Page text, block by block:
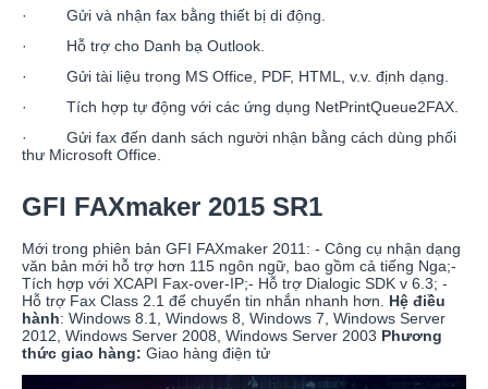
· Gửi và nhận fax bằng thiết bị di động.
· Hỗ trợ cho Danh bạ Outlook.
· Gửi tài liệu trong MS Office, PDF, HTML, v.v. định dạng.
· Tích hợp tự động với các ứng dụng NetPrintQueue2FAX.
· Gửi fax đến danh sách người nhận bằng cách dùng phối
thư Microsoft Office.
GFI FAXmaker 2015 SR1
Mới trong phiên bản GFI FAXmaker 2011: - Công cụ nhận dạng
văn bản mới hỗ trợ hơn 115 ngôn ngữ, bao gồm cả tiếng Nga;-
Tích hợp với XCAPI Fax-over-IP;- Hỗ trợ Dialogic SDK v 6.3; -
Hỗ trợ Fax Class 2.1 để chuyển tin nhắn nhanh hơn. Hệ điều
hành: Windows 8.1, Windows 8, Windows 7, Windows Server
2012, Windows Server 2008, Windows Server 2003 Phương
thức giao hàng: Giao hàng điện tử